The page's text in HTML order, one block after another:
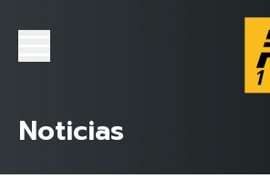
Noticias